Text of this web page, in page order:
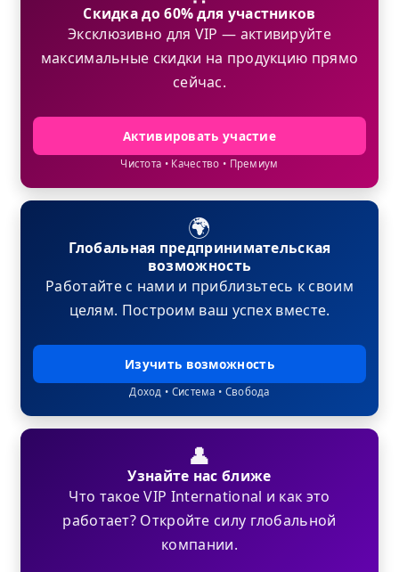
Скидка до 60% для участников
Эксклюзивно для VIP — активируйте
максимальные скидки на продукцию прямо
сейчас.
Активировать участие
Чистота • Качество • Премиум
🌍
Глобальная предпринимательская
возможность
Работайте с нами и приблизьтесь к своим
целям. Построим ваш успех вместе.
Изучить возможность
Доход • Система • Свобода
👤
Узнайте нас ближе
Что такое VIP International и как это
работает? Откройте силу глобальной
компании.